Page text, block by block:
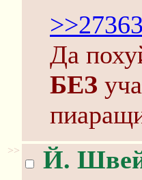
>>27363
Да
БЕЗ
>> Й.